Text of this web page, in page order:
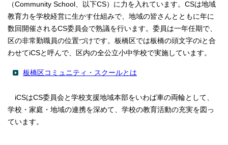
（Community School、以下CS）に力を入れています。CSは地域
教育力を学校経営に生かす仕組みで、地域の皆さんとともに年に
数回開催されるCS委員会で熟議を行います。委員は一年任期で、
区の非常勤職員の位置づけです。板橋区では板橋の頭文字のiと合
わせてiCSと呼んで、区内の全公立小中学校で実施しています。
板橋区コミュニティ・スクールとは
iCSはCS委員会と学校支援地域本部をいわば車の両輪として、
学校・家庭・地域の連携を深めて、学校の教育活動の充実を図っ
ています。